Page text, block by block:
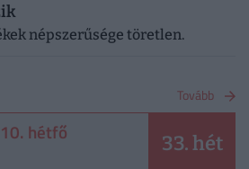
népszerűsége töretlen.
Tovább
hétfő 33. hét